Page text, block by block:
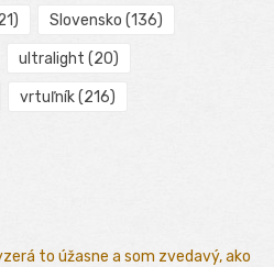
Slovensko (136)
ultralight (20)
vrtuľník(216)
to úžasne a som zvedavý, ako